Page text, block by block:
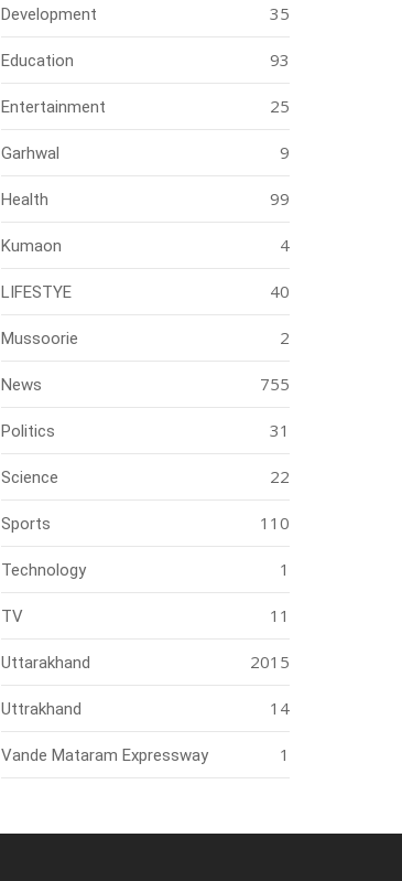
Development 35
Education 93
Entertainment 25
Garhwal 9
Health 99
Kumaon 4
LIFESTYE 40
Mussoorie 2
News 755
Politics 31
Science 22
Sports 110
Technology 1
TV 11
Uttarakhand 2015
Uttrakhand 14
Vande Mataram Expressway 1